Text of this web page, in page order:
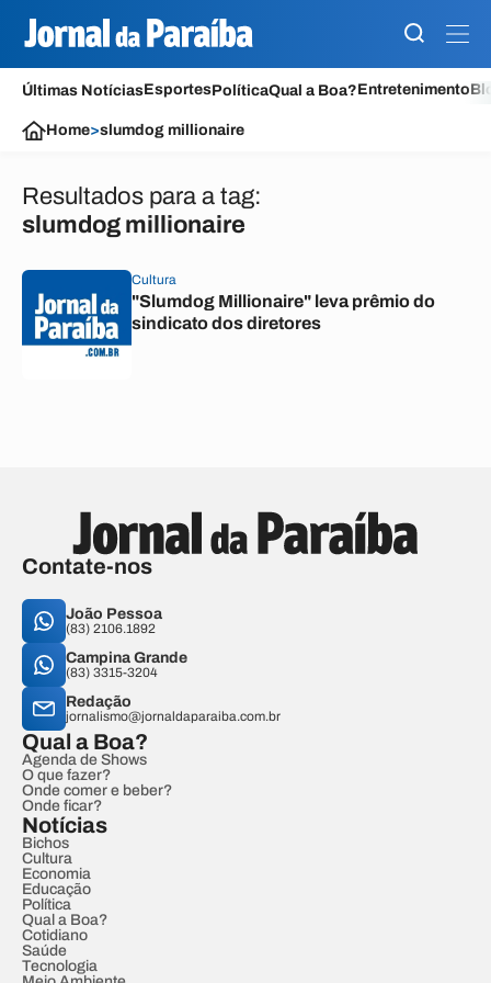
Últimas NotíciasEsportesPolíticaQual a Boa?Entretenimento
Home>slumdog millionaire
Resultados para a tag:
slumdog millionaire
Cultura
"Slumdog Millionaire" leva prêmio do
sindicato dos diretores
Contate-nos
João Pessoa
(83) 2106.1892
Campina Grande
(83) 3315-3204
Redação
jornalismo@jornaldaparaiba.com.br
Qual a Boa?
Agenda de Shows
O que fazer?
Onde comer e beber?
Onde ficar?
Notícias
Bichos
Cultura
Economia
Educação
Política
Qual a Boa?
Cotidiano
Saúde
Tecnologia